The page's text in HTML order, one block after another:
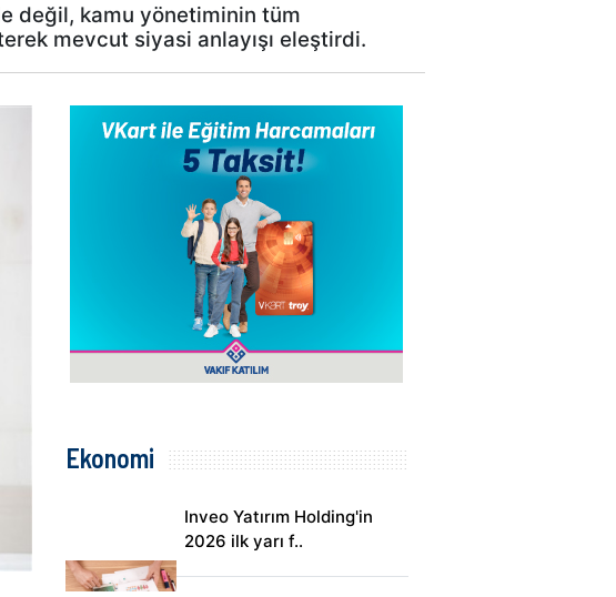
değil, kamu yönetiminin tüm
mevcut siyasi anlayışı eleştirdi.
Ekonomi
Inveo Yatırım Holding'in
2026 ilk yarı f..